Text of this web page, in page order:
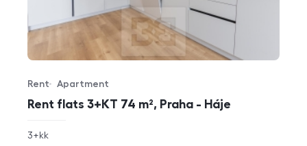
Rent flats 3+KT 74 m², Praha - Háje
Offer type
Rent
Property type
Apartment
rozměry
3+kk